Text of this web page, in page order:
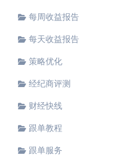
每周收益报告
每天收益报告
策略优化
经纪商评测
财经快线
跟单教程
跟单服务